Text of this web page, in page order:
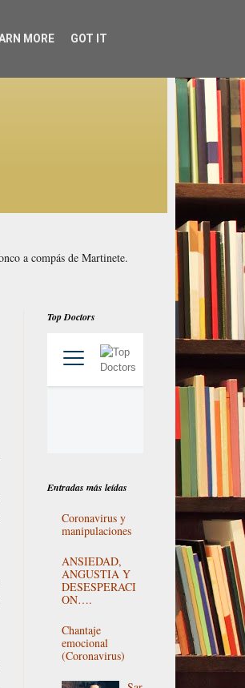
a compás de Martinete.
Top Doctors
Entradas más leídas
Coronavirus y
manipulaciones
ANSIEDAD,
ANGUSTIA Y
DESESPERACI
ON….
Chantaje
emocional
(Coronavirus)
MORE GOT IT